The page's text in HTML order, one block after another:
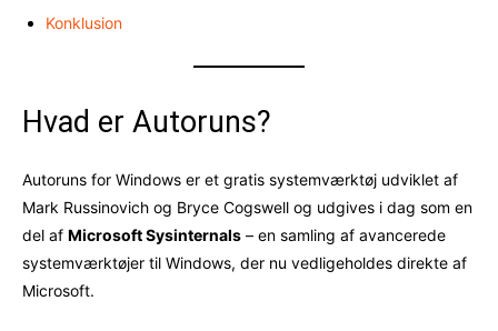
Konklusion
Hvad er Autoruns?
Autoruns for Windows er et gratis systemværktøj udviklet af
Mark Russinovich og Bryce Cogswell og udgives i dag som en
del af Microsoft Sysinternals – en samling af avancerede
systemværktøjer til Windows, der nu vedligeholdes direkte af
Microsoft.